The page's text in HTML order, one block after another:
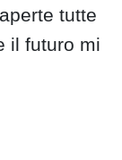
tutte
il futuro mi